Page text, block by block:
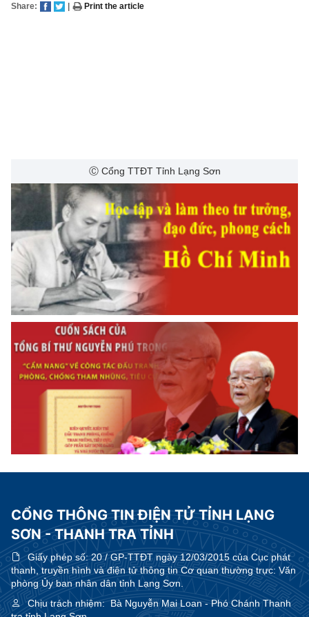
Share: Print the article
Ⓒ Cổng TTĐT Tỉnh Lạng Sơn
CỔNG THÔNG TIN ĐIỆN TỬ TỈNH LẠNG
SƠN - THANH TRA TỈNH
Giấy phép số:20 / GP-TTĐT ngày 12/03/2015 của Cục phát
thanh, truyền hình và điện tử thông tin Cơ quan thường trực: Văn
phòng Ủy ban nhân dân tỉnh Lạng Sơn.
Chịu trách nhiệm:Bà Nguyễn Mai Loan - Phó Chánh Thanh